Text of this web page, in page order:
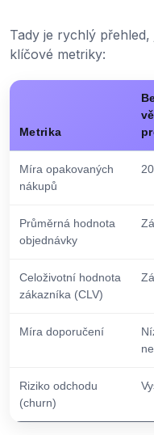
Tady je rychlý
klíčové metriky:
Metrika
Míra opakovaných
nákupů
Průměrná hodnota
objednávky
Celoživotní hodnota
zákazníka (CLV)
Míra doporučení
Riziko odchodu
(churn)